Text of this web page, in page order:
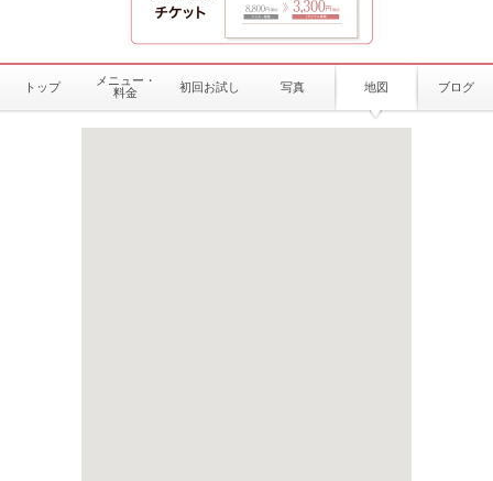
トップ
メニュー・
料金
初回お試し 写真 地図 ブログ